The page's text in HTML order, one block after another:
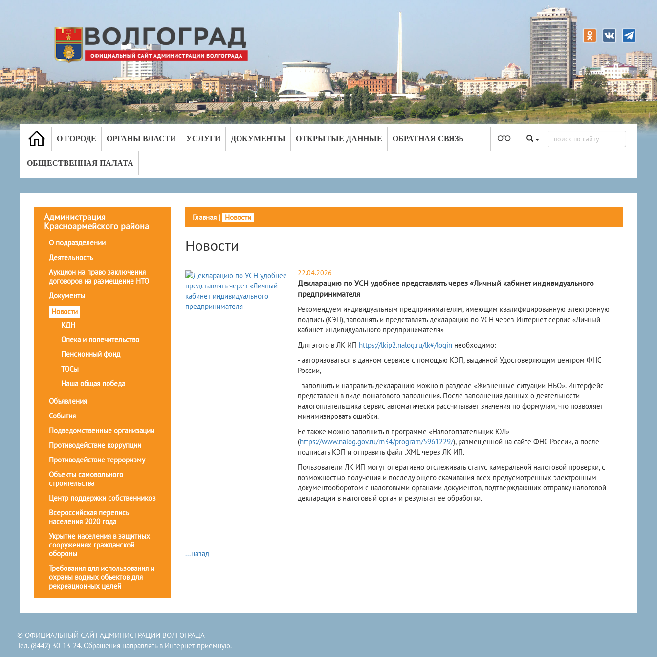
О ГОРОДЕ ОРГАНЫ ВЛАСТИ УСЛУГИ ДОКУМЕНТЫ ОТКРЫТЫЕ ДАННЫЕ ОБРАТНАЯ СВЯЗЬ
ОБЩЕСТВЕННАЯ ПАЛАТА
Администрация
Красноармейского района
О подразделении
Деятельность
Аукцион на право заключения
договоров на размещение НТО
Документы
Новости
КДН
Опека и попечительство
Пенсионный фонд
ТОСы
Наша общая победа
Объявления
События
Подведомственные организации
Противодействие коррупции
Противодействие терроризму
Объекты самовольного
строительства
Центр поддержки собственников
Всероссийская перепись
населения 2020 года
Укрытие населения в защитных
сооружениях гражданской
обороны
Требования для использования и
охраны водных объектов для
рекреационных целей
Главная| Новости
Новости
22.04.2026
Декларацию по УСН удобнее представлять через «Личный кабинет индивидуального
предпринимателя
Рекомендуем индивидуальным предпринимателям, имеющим квалифицированную электронную
подпись (КЭП), заполнять и представлять декларацию по УСН через Интернет-сервис «Личный
кабинет индивидуального предпринимателя»
Для этого в ЛК ИП https://lkip2.nalog.ru/lk#/loginнеобходимо:
- авторизоваться в данном сервисе с помощью КЭП, выданной Удостоверяющим центром ФНС
России,
- заполнить и направить декларацию можно в разделе «Жизненные ситуации-НБО». Интерфейс
представлен в виде пошагового заполнения. После заполнения данных о деятельности
налогоплательщика сервис автоматически рассчитывает значения по формулам, что позволяет
минимизировать ошибки.
Ее также можно заполнить в программе «Налогоплательщик ЮЛ»
(https://www.nalog.gov.ru/rn34/program/5961229/), размещенной на сайте ФНС России, а после -
подписать КЭП и отправить файл .XML через ЛК ИП.
Пользователи ЛК ИП могут оперативно отслеживать статус камеральной налоговой проверки, с
возможностью получения и последующего скачивания всех предусмотренных электронным
документооборотом с налоговыми органами документов, подтверждающих отправку налоговой
декларации в налоговый орган и результат ее обработки.
...назад
© ОФИЦИАЛЬНЫЙ САЙТ АДМИНИСТРАЦИИ ВОЛГОГРАДА
Тел. (8442) 30-13-24. Обращения направлять в Интернет-приемную.